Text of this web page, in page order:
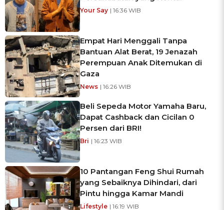
Your Say | 16:36 WIB
Empat Hari Menggali Tanpa
Bantuan Alat Berat, 19 Jenazah
Perempuan Anak Ditemukan di
Gaza
News | 16:26 WIB
Beli Sepeda Motor Yamaha Baru,
Dapat Cashback dan Cicilan 0
Persen dari BRI!
Bri | 16:23 WIB
10 Pantangan Feng Shui Rumah
yang Sebaiknya Dihindari, dari
Pintu hingga Kamar Mandi
Lifestyle | 16:19 WIB